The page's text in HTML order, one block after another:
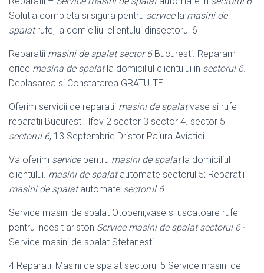
Solutia completa si sigura pentru servicela masini de
spalatrufe, la domiciliul clientului dinsectorul 6
Reparatii masini de spalat sector 6Bucuresti. Reparam
orice masina de spalatla domiciliul clientului in sectorul 6.
Deplasarea si Constatarea GRATUITE.
Oferim servicii de reparatii masini de spalatvase si rufe
reparatii Bucuresti Ilfov 2 sector 3 sector 4. sector 5
sectorul 6, 13 Septembrie Dristor Pajura Aviatiei.
Va oferim servicepentru masini de spalatla domiciliul
clientului. masini de spalatautomate sectorul 5; Reparatii
masini de spalatautomate sectorul 6.
Service masini de spalat Otopeni,vase si uscatoare rufe
pentru indesit ariston Service masini de spalat sectorul 6·
Service masini de spalat Stefanesti
4 Reparatii Masini de spalat sectorul 5 Service masini de